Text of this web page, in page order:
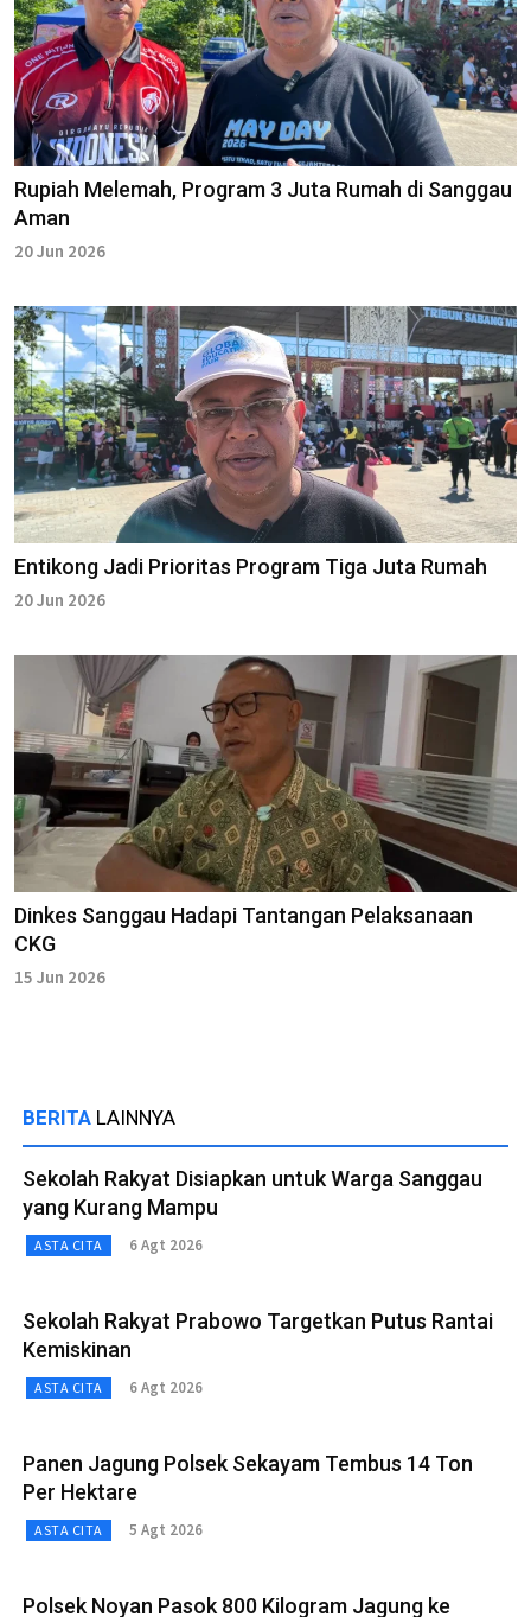
Rupiah Melemah, Program 3 Juta Rumah di Sanggau
Aman
20 Jun 2026
Entikong Jadi Prioritas Program Tiga Juta Rumah
20 Jun 2026
Dinkes Sanggau Hadapi Tantangan Pelaksanaan
CKG
15 Jun 2026
BERITA LAINNYA
Sekolah Rakyat Disiapkan untuk Warga Sanggau
yang Kurang Mampu
ASTA CITA 6 Agt 2026
Sekolah Rakyat Prabowo Targetkan Putus Rantai
Kemiskinan
ASTA CITA 6 Agt 2026
Panen Jagung Polsek Sekayam Tembus 14 Ton
Per Hektare
ASTA CITA 5 Agt 2026
Polsek Noyan Pasok 800 Kilogram Jagung ke